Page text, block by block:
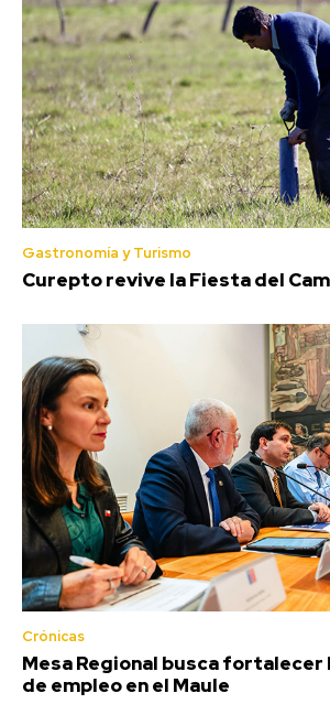
Gastronomía y Turismo
Curepto revive la Fiesta del
Crónicas
Mesa Regional busca fortalecer
de empleo en el Maule